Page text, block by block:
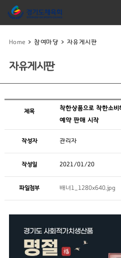
Home > 참여마당 > 자유게시판
자유게시판
제목
착한상품으로 착한소비
예약 판매 시작
작성자 관리자
작성일 2021/01/20
파일첨부 배너1_1280x640.jpg